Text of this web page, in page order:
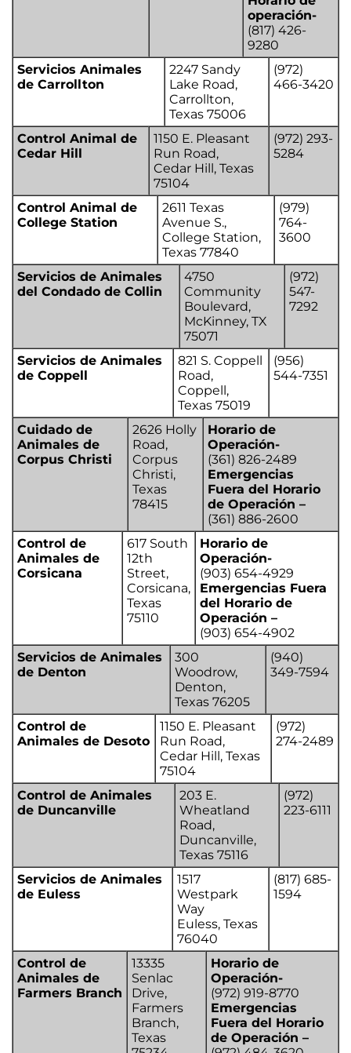
operación-
(817) 426-
9280
Servicios Animales
de Carrollton
2247 Sandy
Lake Road,
Carrollton,
Texas 75006
(972)
466-3420
Control Animal de
Cedar Hill
1150 E. Pleasant
Run Road,
Cedar Hill, Texas
75104
(972) 293-
5284
Control Animal de
College Station
2611 Texas
Avenue S.,
College Station,
Texas 77840
(979)
764-
3600
Servicios de Animales
del Condado de Collin
4750
Community
Boulevard,
McKinney, TX
75071
(972)
547-
7292
Servicios de Animales
de Coppell
821 S. Coppell
Road,
Coppell,
Texas 75019
(956)
544-7351
Cuidado de
Animales de
Corpus Christi
2626 Holly
Road,
Corpus
Christi,
Texas
78415
Horario de
Operación-
(361) 826-2489
Emergencias
Fuera del Horario
de Operación –
(361) 886-2600
Control de
Animales de
Corsicana
617 South
12th
Street,
Corsicana,
Texas
75110
Horario de
Operación-
(903) 654-4929
Emergencias Fuera
del Horario de
Operación –
(903) 654-4902
Servicios de Animales
de Denton
300
Woodrow,
Denton,
Texas 76205
(940)
349-7594
Control de
Animales de Desoto
1150 E. Pleasant
Run Road,
Cedar Hill, Texas
75104
(972)
274-2489
Control de Animales
de Duncanville
203 E.
Wheatland
Road,
Duncanville,
Texas 75116
(972)
223-6111
Servicios de Animales
de Euless
1517
Westpark
Way
Euless, Texas
76040
(817) 685-
1594
Control de
Animales de
Farmers Branch
13335
Senlac
Drive,
Farmers
Branch,
Texas
Horario de
Operación-
(972) 919-8770
Emergencias
Fuera del Horario
de Operación –